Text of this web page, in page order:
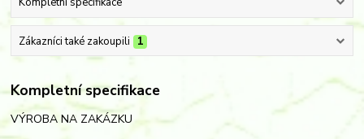
Zákazníci také zakoupili 1
Kompletní specifikace
VÝROBA NA ZAKÁZKU